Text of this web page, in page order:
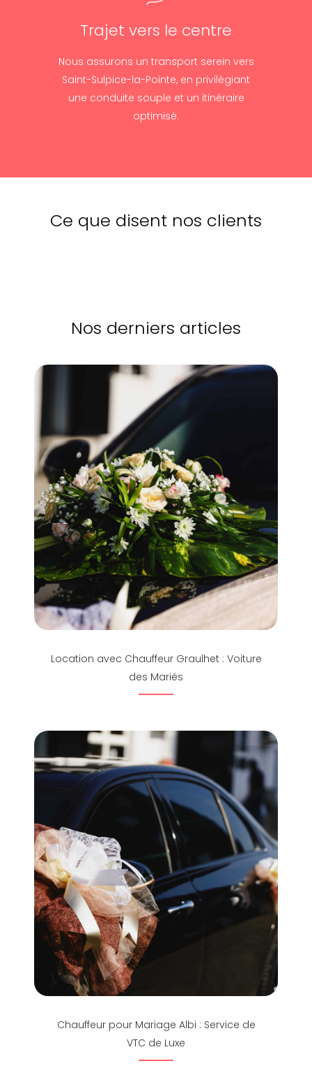
Trajet vers le centre
Nous assurons un transport serein vers
Saint-Sulpice-la-Pointe, en privilégiant
une conduite souple et un itinéraire
optimisé.
Ce que disent nos clients
Nos derniers articles
Location avec Chauffeur Graulhet : Voiture
des Mariés
Chauffeur pour Mariage Albi : Service de
VTC de Luxe